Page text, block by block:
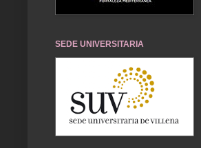
SEDE UNIVERSITARIA